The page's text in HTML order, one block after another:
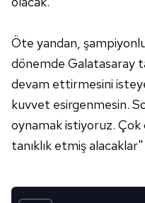
Öte yandan,
dönemde Galatasaray
devam ettirmesini
kuvvet esirgenmesin.
oynamak istiyoruz. Çok
tanıklık etmiş